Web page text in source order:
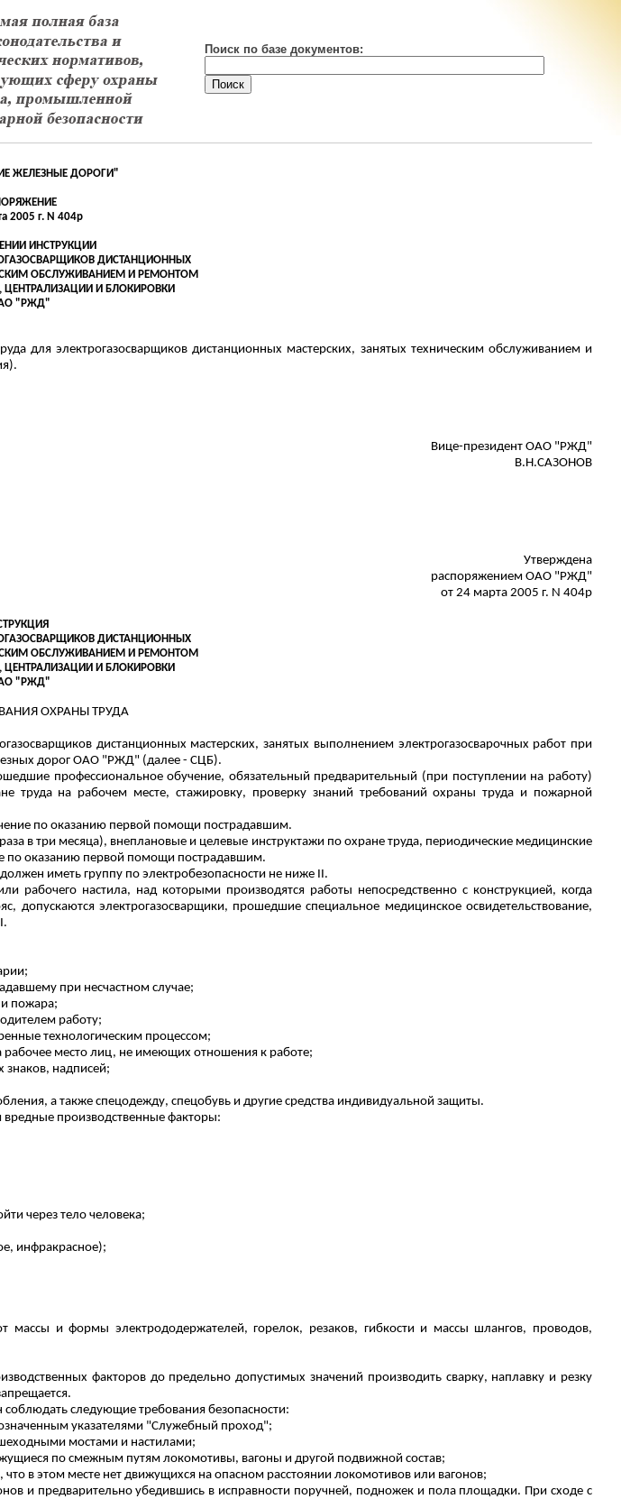
Поиск по базе документов:
ЖЕЛЕЗНЫЕ ДОРОГИ"
2005 г. N 404р
ИНСТРУКЦИИ
ДИСТАНЦИОННЫХ
ОБСЛУЖИВАНИЕМ И РЕМОНТОМ
ЦЕНТРАЛИЗАЦИИ И БЛОКИРОВКИ
"РЖД"
для электрогазосварщиков дистанционных мастерских, занятых техническим обслуживанием и
Вице-президент ОАО "РЖД"
В.Н.САЗОНОВ
Утверждена
распоряжением ОАО "РЖД"
от 24 марта 2005 г. N 404р
ДИСТАНЦИОННЫХ
ОБСЛУЖИВАНИЕМ И РЕМОНТОМ
ЦЕНТРАЛИЗАЦИИ И БЛОКИРОВКИ
"РЖД"
ОХРАНЫ ТРУДА
дистанционных мастерских, занятых выполнением электрогазосварочных работ при
дорог ОАО "РЖД" (далее - СЦБ).
профессиональное обучение, обязательный предварительный (при поступлении на работу)
труда на рабочем месте, стажировку, проверку знаний требований охраны труда и пожарной
по оказанию первой помощи пострадавшим.
в три месяца), внеплановые и целевые инструктажи по охране труда, периодические медицинские
по оказанию первой помощи пострадавшим.
иметь группу по электробезопасности не ниже II.
настила, над которыми производятся работы непосредственно с конструкцией, когда
электрогазосварщики, прошедшие специальное медицинское освидетельствование,
при несчастном случае;
пожара;
работу;
технологическим процессом;
рабочее место лиц, не имеющих отношения к работе;
надписей;
а также спецодежду, спецобувь и другие средства индивидуальной защиты.
вредные производственные факторы:
через тело человека;
инфракрасное);
массы и формы электрододержателей, горелок, резаков, гибкости и массы шлангов, проводов,
факторов до предельно допустимых значений производить сварку, наплавку и резку
следующие требования безопасности:
указателями "Служебный проход";
мостами и настилами;
по смежным путям локомотивы, вагоны и другой подвижной состав;
в этом месте нет движущихся на опасном расстоянии локомотивов или вагонов;
и предварительно убедившись в исправности поручней, подножек и пола площадки. При сходе с